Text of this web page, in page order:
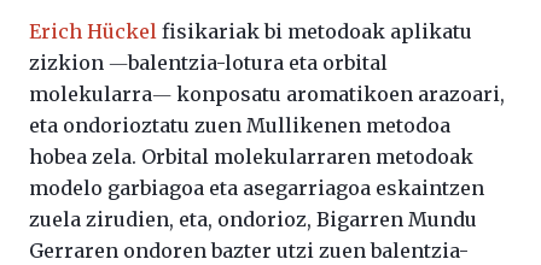
Erich Hückel fisikariak bi metodoak aplikatu
zizkion ―balentzia-lotura eta orbital
molekularra― konposatu aromatikoen arazoari,
eta ondorioztatu zuen Mullikenen metodoa
hobea zela. Orbital molekularraren metodoak
modelo garbiagoa eta asegarriagoa eskaintzen
zuela zirudien, eta, ondorioz, Bigarren Mundu
Gerraren ondoren bazter utzi zuen balentzia-